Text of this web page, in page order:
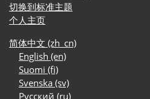
切换到标准主题
个人主页
简体中文 ‎(zh_cn)‎
English ‎(en)‎
Suomi ‎(fi)‎
Svenska ‎(sv)‎
Русский ‎(ru)‎